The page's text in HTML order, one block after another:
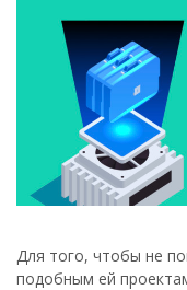
Для того, чтобы не
подобным ей